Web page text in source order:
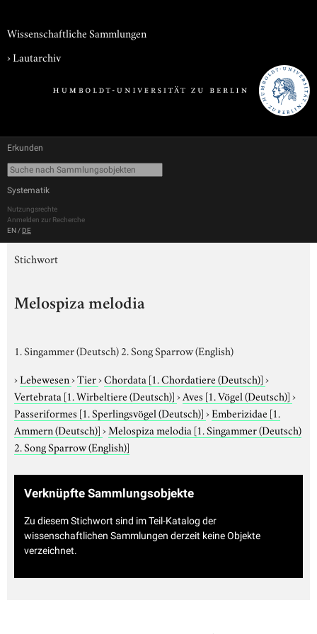
Wissenschaftliche Sammlungen
›Lautarchiv
Erkunden
Systematik
Nutzungsrechte
Anmelden zur Recherche
EN / DE
Stichwort
Melospiza melodia
1. Singammer (Deutsch) 2. Song Sparrow (English)
›Lebewesen›Tier›Chordata [1. Chordatiere (Deutsch)]›
Vertebrata [1. Wirbeltiere (Deutsch)]›Aves [1. Vögel (Deutsch)]›
Passeriformes [1. Sperlingsvögel (Deutsch)]›Emberizidae [1.
Ammern (Deutsch)]›Melospiza melodia [1. Singammer (Deutsch)
2. Song Sparrow (English)]
Verknüpfte Sammlungsobjekte
Zu diesem Stichwort sind im Teil-Katalog der
wissenschaftlichen Sammlungen derzeit keine Objekte
verzeichnet.